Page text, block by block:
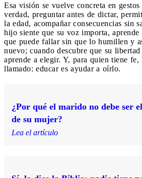
Esa visión se vuelve concreta en
verdad, preguntar antes de dictar,
la edad, acompañar consecuencias sin
hijo siente que su voz importa, aprende
que puede fallar sin que lo humillen y
nuevo; cuando descubre que su
aprende a elegir. Y, para quien tiene
llamado: educar es ayudar a oírlo.
¿Por qué el marido no debe ser
de su mujer?
Lea el artículo